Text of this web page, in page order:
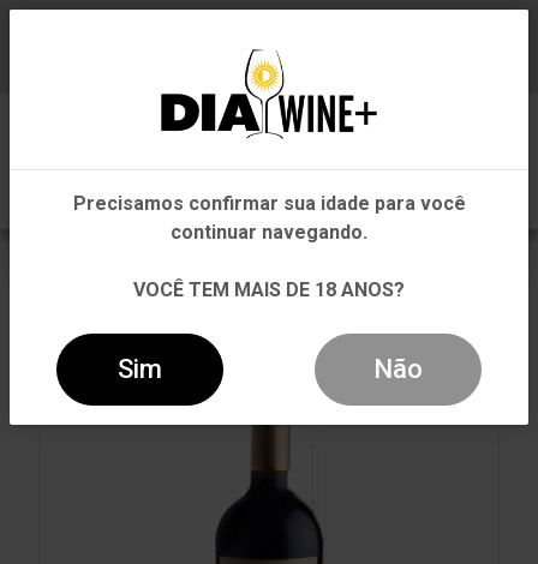
VINHO ALTA VISTA ALTO MALBEC/CABERNET
Em que Estado você está?
Pernambuco
Outros Estados
Precisamos confirmar sua idade para você
continuar navegando.
VOCÊ TEM MAIS DE 18 ANOS?
Sim Não